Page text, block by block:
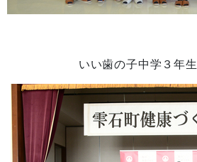
いい歯の子中学３年生